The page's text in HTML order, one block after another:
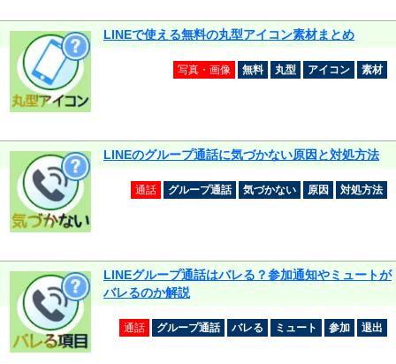
LINEで使える無料の丸型アイコン素材まとめ
写真・画像 無料 丸型 アイコン 素材
LINEのグループ通話に気づかない原因と対処方法
通話 グループ通話 気づかない 原因 対処方法
LINEグループ通話はバレる？参加通知やミュートが
バレるのか解説
通話 グループ通話 バレる ミュート 参加 退出